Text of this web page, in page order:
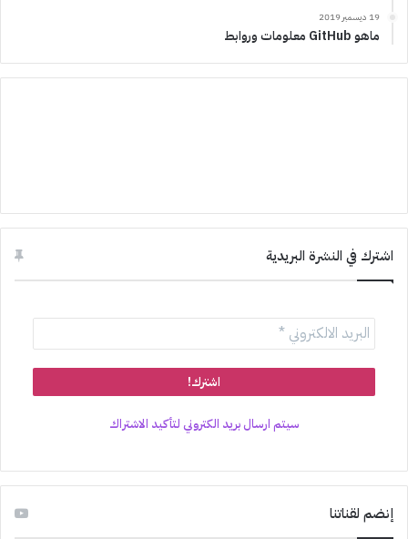
19 ديسمبر 2019
ماهو GitHub معلومات وروابط
اشترك في النشرة البريدية
سيتم ارسال بريد الكتروني لتأكيد الاشتراك
إنضم لقناتنا